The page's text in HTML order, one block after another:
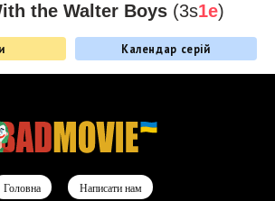
the Walter Boys (3s1e)
Календар серій
Головна Написати нам